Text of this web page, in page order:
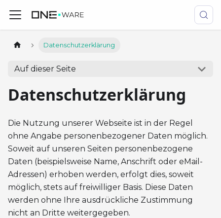
Datenschutzerklärung
Auf dieser Seite
Datenschutzerklärung
Die Nutzung unserer Webseite ist in der Regel
ohne Angabe personenbezogener Daten möglich.
Soweit auf unseren Seiten personenbezogene
Daten (beispielsweise Name, Anschrift oder eMail-
Adressen) erhoben werden, erfolgt dies, soweit
möglich, stets auf freiwilliger Basis. Diese Daten
werden ohne Ihre ausdrückliche Zustimmung
nicht an Dritte weitergegeben.